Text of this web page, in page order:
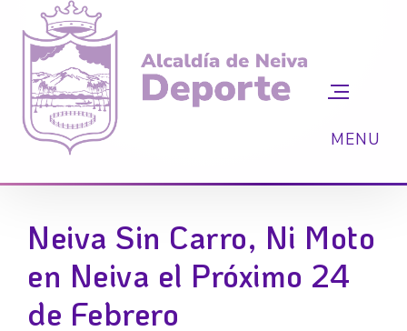
Neiva Sin Carro, Ni Moto
en Neiva el Próximo 24
de Febrero